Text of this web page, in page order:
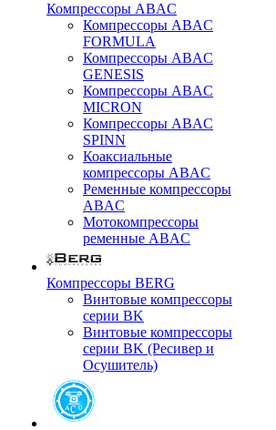
Компрессоры ABAC
Компрессоры ABAC
FORMULA
Компрессоры ABAC
GENESIS
Компрессоры ABAC
MICRON
Компрессоры ABAC
SPINN
Коаксиальные
компрессоры ABAC
Ременные компрессоры
ABAC
Мотокомпрессоры
ременные ABAC
Компрессоры BERG
Винтовые компрессоры
серии BK
Винтовые компрессоры
серии BK (Ресивер и
Осушитель)